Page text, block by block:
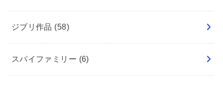
ジブリ作品 (58)
スパイファミリー (6)